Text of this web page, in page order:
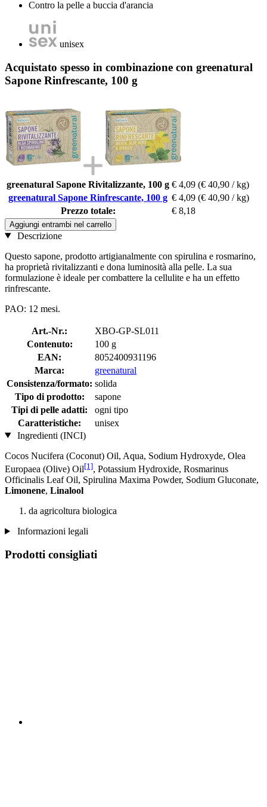
Contro la pelle a buccia d'arancia
unisex
Acquistato spesso in combinazione con greenatural
Sapone Rinfrescante, 100 g
greenatural Sapone Rivitalizzante, 100 g € 4,09 (€ 40,90 / kg)
greenatural Sapone Rinfrescante, 100 g € 4,09 (€ 40,90 / kg)
Prezzo totale:
€ 8,18
Aggiungi entrambi nel carrello
Descrizione
Questo sapone, prodotto artigianalmente con spirulina e rosmarino,
ha proprietà rivitalizzanti e dona luminosità alla pelle. La sua
formulazione è ideale per combattere la cellulite e ha un effetto
rinfrescante.
PAO: 12 mesi.
Art.-Nr.:
XBO-GP-SL011
Contenuto:
100 g
EAN:
8052400931196
Marca:
greenatural
Consistenza/formato: solida
Tipo di prodotto:
sapone
Tipi di pelle adatti:
ogni tipo
Caratteristiche:
unisex
Ingredienti (INCI)
Cocos Nucifera (Coconut) Oil, Aqua, Sodium Hydroxyde, Olea
Europaea (Olive) Oil[1], Potassium Hydroxide, Rosmarinus
Officinalis Leaf Oil, Spirulina Maxima Powder, Sodium Gluconate,
Limonene, Linalool
da agricoltura biologica
Informazioni legali
Prodotti consigliati